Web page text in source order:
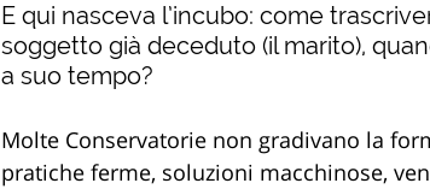
E qui nasceva l’incubo: come
soggetto già deceduto (il marito),
a suo tempo?
Molte Conservatorie non gradivano la
pratiche ferme, soluzioni macchinose,